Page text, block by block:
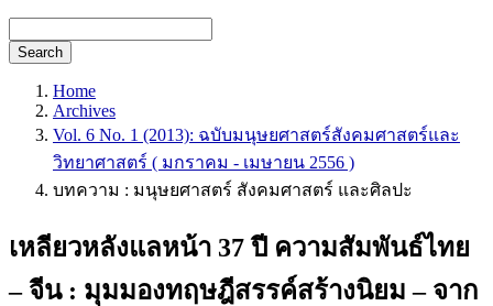
Search
Home
Archives
Vol. 6 No. 1 (2013): ฉบับมนุษยศาสตร์สังคมศาสตร์และ
วิทยาศาสตร์ ( มกราคม - เมษายน 2556 )
บทความ : มนุษยศาสตร์ สังคมศาสตร์ และศิลปะ
เหลียวหลังแลหน้า 37 ปี ความสัมพันธ์ไทย
– จีน : มุมมองทฤษฎีสรรค์สร้างนิยม – จาก